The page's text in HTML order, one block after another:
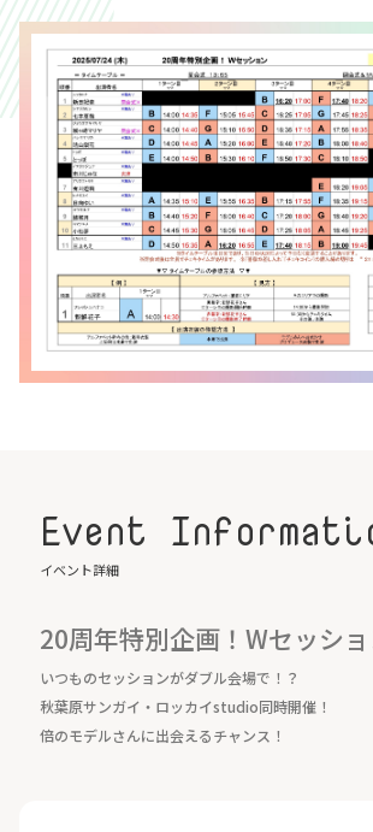
Event
イベント詳細
20周年特別企画！Wセッシ
いつものセッションがダブル会場で！？
秋葉原サンガイ・ロッカイstudio同時開催！
倍のモデルさんに出会えるチャンス！